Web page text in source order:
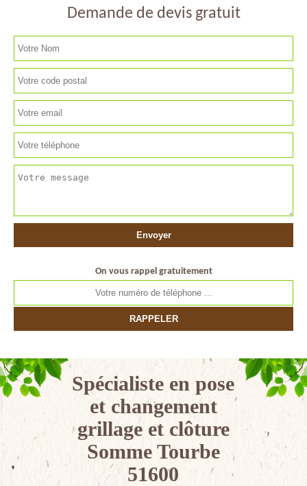
Demande de devis gratuit
On vous rappel gratuitement
Spécialiste en pose
et changement
grillage et clôture
Somme Tourbe
51600